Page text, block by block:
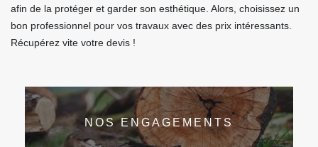
afin de la protéger et garder son esthétique. Alors, choisissez un
bon professionnel pour vos travaux avec des prix intéressants.
Récupérez vite votre devis !
NOS ENGAGEMENTS